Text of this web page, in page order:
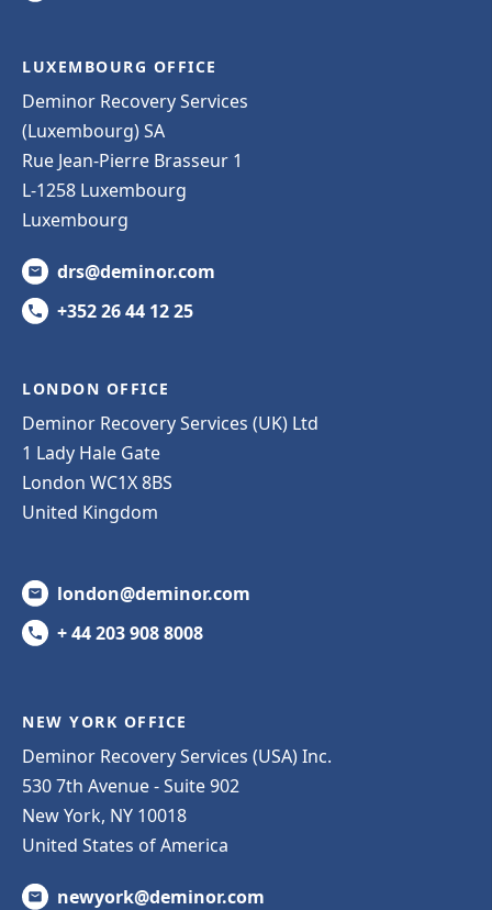
LUXEMBOURG OFFICE
Deminor Recovery Services
(Luxembourg) SA
Rue Jean-Pierre Brasseur 1
L-1258 Luxembourg
Luxembourg
drs@deminor.com
+352 26 44 12 25
LONDON OFFICE
Deminor Recovery Services (UK) Ltd
1 Lady Hale Gate
London WC1X 8BS
United Kingdom
london@deminor.com
+ 44 203 908 8008
NEW YORK OFFICE
Deminor Recovery Services (USA) Inc.
530 7th Avenue - Suite 902
New York, NY 10018
United States of America
newyork@deminor.com